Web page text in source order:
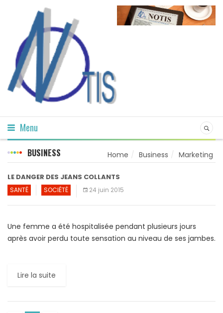
Menu
BUSINESS Home Business Marketing
LE DANGER DES JEANS COLLANTS
SANTÉ SOCIÉTÉ 24 juin 2015
Une femme a été hospitalisée pendant plusieurs jours
après avoir perdu toute sensation au niveau de ses jambes.
Lire la suite